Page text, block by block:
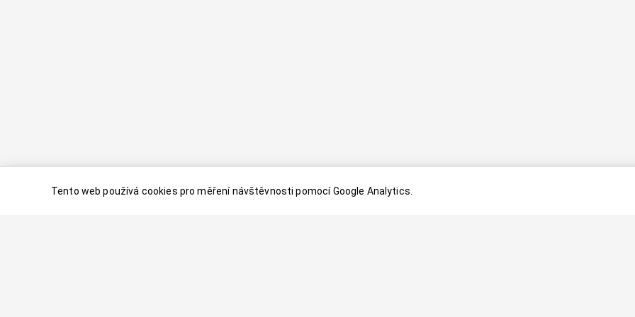
Tento web používá cookies pro měření návštěvnosti pomocí Google Analytics.